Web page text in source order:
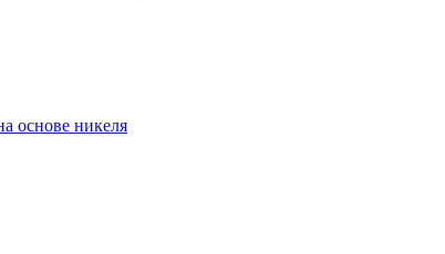
основе никеля